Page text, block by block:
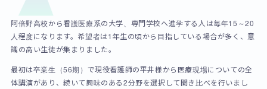
阿倍野高校から看護医療系の大学、専門学校へ進学する人は毎年15～20
人程度になります。希望者は1年生の頃から目指している場合が多く、意
識の高い生徒が集まりました。
最初は卒業生（56期）で現役看護師の平井様から医療現場についての全
体講演があり、続いて興味のある2分野を選択して聞き比べを行いまし